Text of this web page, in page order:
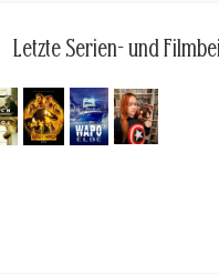
Letzte Serien- und